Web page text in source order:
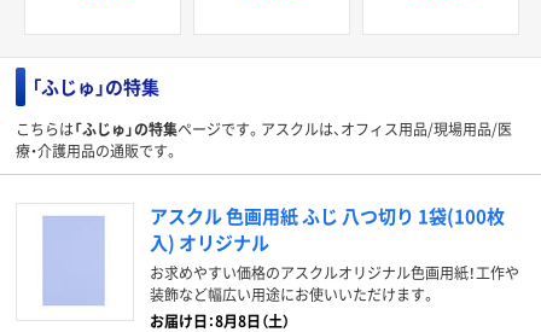
「ふじゅ」の特集
こちらは「ふじゅ」の特集ページです。アスクルは、オフィス用品/現場用品/医
療・介護用品の通販です。
アスクル 色画用紙 ふじ 八つ切り 1袋(100枚
入) オリジナル
お求めやすい価格のアスクルオリジナル色画用紙！工作や
装飾など幅広い用途にお使いいただけます。
お届け日：8月8日（土）